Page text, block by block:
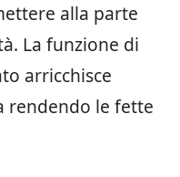
alla parte
La funzione di
arricchisce
rendendo le fette